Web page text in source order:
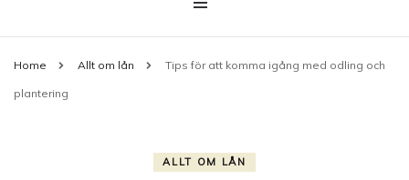
Home Allt om lån Tips för att komma igång med odling och
plantering
ALLT OM LÅN